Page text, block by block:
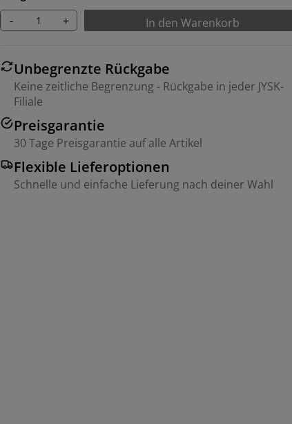
- + In den Warenkorb
Unbegrenzte Rückgabe
Keine zeitliche Begrenzung - Rückgabe in jeder JYSK-
Filiale
Preisgarantie
30 Tage Preisgarantie auf alle Artikel
Flexible Lieferoptionen
Schnelle und einfache Lieferung nach deiner Wahl